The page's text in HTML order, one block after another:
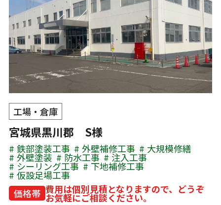
工場・倉庫
宮城県黒川郡 S様
鉄部塗装工事 外壁補修工事 大規模修繕
外壁塗装 防水工事 注入工事
シーリング工事 下地補修工事
仮設足場工事
価格帯 費用は個別見積となりますので、どうぞ
お気軽にご相談ください。